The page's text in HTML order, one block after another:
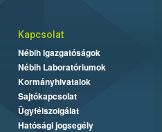
Kapcsolat
Nébih Igazgatóságok
Nébih Laboratóriumok
Kormányhivatalok
Sajtókapcsolat
Ügyfélszolgálat
Hatósági jogsegély